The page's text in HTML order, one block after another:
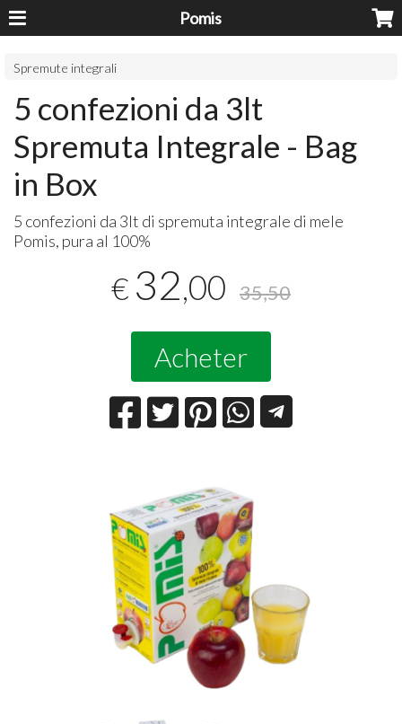
Pomis
Spremute integrali
5 confezioni da 3lt
Spremuta Integrale - Bag
in Box
5 confezioni da 3lt di spremuta integrale di mele
Pomis, pura al 100%
€ 32,00 35,50
Acheter